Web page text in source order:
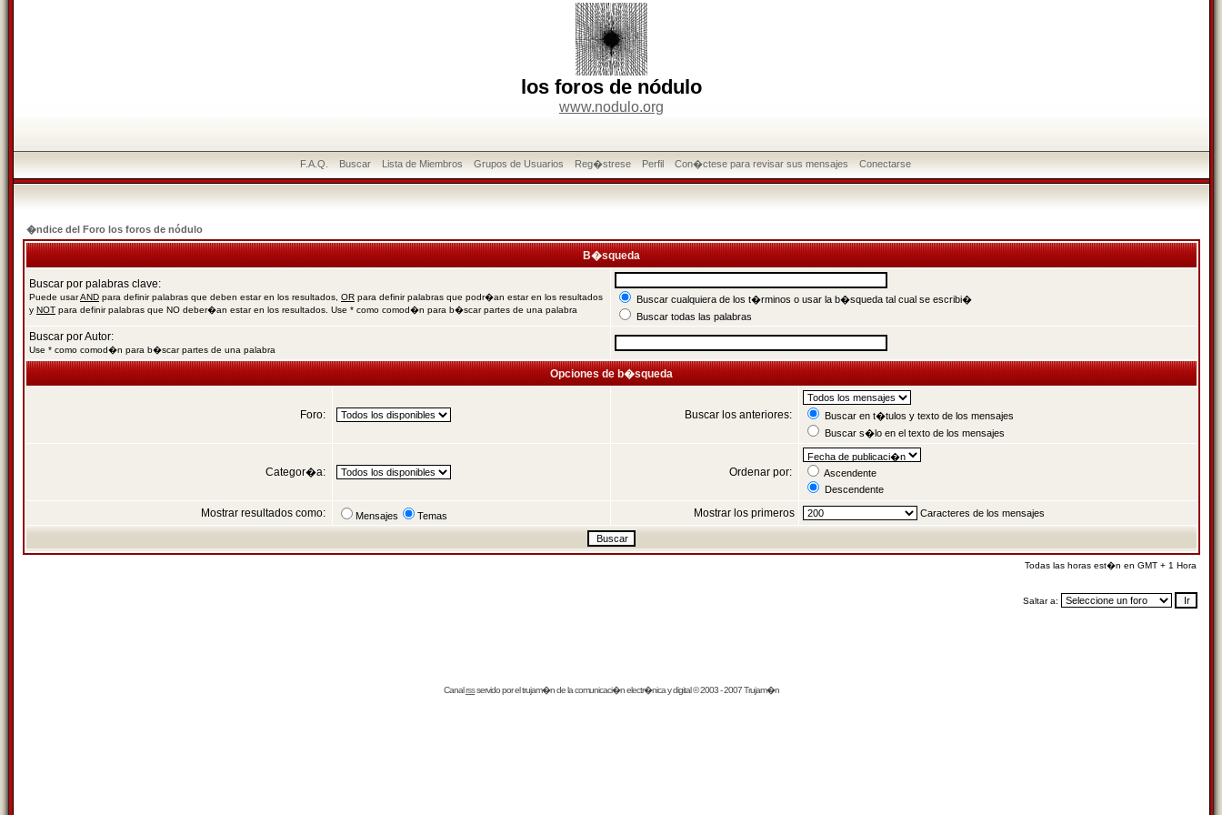
los foros de nódulo
www.nodulo.org
F.A.Q. Buscar Lista de Miembros Grupos de Usuarios Reg�strese Perfil Con�ctese para revisar sus mensajes Conectarse
�ndice del Foro los foros de nódulo
B�squeda
Buscar por palabras clave:
Puede usarAND para definir palabras que deben estar en los resultados, OR para definir palabras que podr�an estar en los resultados
y NOT para definir palabras que NO deber�an estar en los resultados. Use * como comod�n para b�scar partes de una palabra
Buscar cualquiera de los t�rminos o usar la b�squeda tal cual se escribi�
Buscar todas las palabras
Buscar por Autor:
Use * como comod�n para b�scar partes de una palabra
Opciones de b�squeda
Foro: Buscar los anteriores:
Buscar en t�tulos y texto de los mensajes
Buscar s�lo en el texto de los mensajes
Categor�a: Ordenar por:
Ascendente
Descendente
Mostrar resultados como: Mensajes Temas Mostrar los primeros Caracteres de los mensajes
Todas las horas est�n en GMT + 1 Hora
Saltar a:
Canalrssservido por eltrujam�nde la comunicaci�n electr�nica y digital © 2003 - 2007 Trujam�n